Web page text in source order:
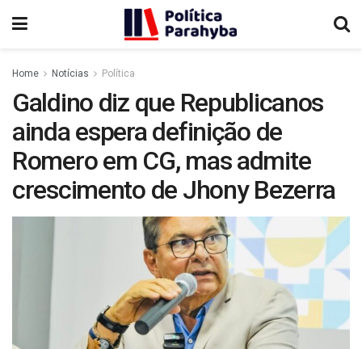
Home Notícias Política
Galdino diz que Republicanos
ainda espera definição de
Romero em CG, mas admite
crescimento de Jhony Bezerra